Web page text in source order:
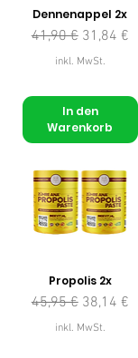
Dennenappel 2x
Standardpreis
41,90 € Sale-Preis
31,84 €
inkl. MwSt.
In den
Warenkorb
Propolis 2x
Standardpreis
45,95 € Sale-Preis
38,14 €
inkl. MwSt.